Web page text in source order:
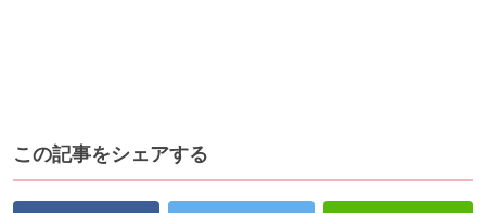
この記事をシェアする